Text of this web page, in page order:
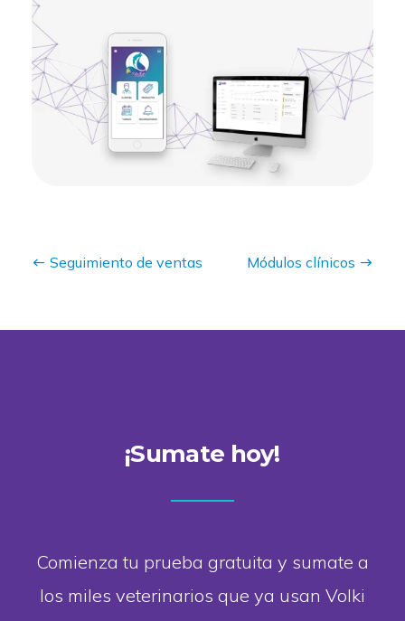
Seguimiento de ventas Módulos clínicos
¡Sumate hoy!
Comienza tu prueba gratuita y sumate a
los miles veterinarios que ya usan Volki